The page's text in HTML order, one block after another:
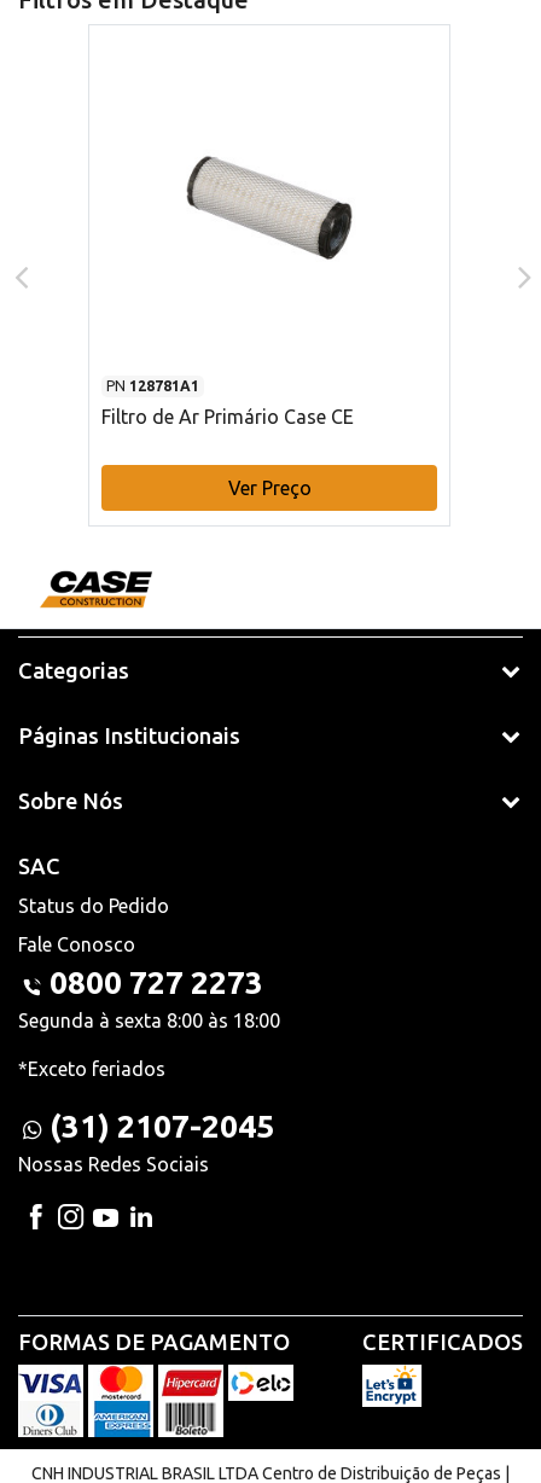
PN 128781A1
Filtro de Ar Primário Case CE
Ver Preço
Categorias
Páginas Institucionais
Sobre Nós
SAC
Status do Pedido
Fale Conosco
0800 727 2273
Segunda à sexta 8:00 às 18:00
*Exceto feriados
(31) 2107-2045
Nossas Redes Sociais
FORMAS DE PAGAMENTO CERTIFICADOS
CNH INDUSTRIAL BRASIL LTDA Centro de Distribuição de Peças |